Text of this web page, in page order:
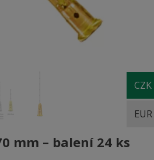
CZK
EUR
mm – balení 24 ks